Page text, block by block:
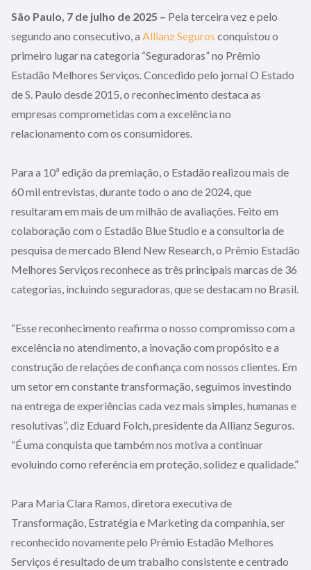
São Paulo, 7 de julho de 2025 – Pela terceira vez e pelo
segundo ano consecutivo, a Allianz Seguros conquistou o
primeiro lugar na categoria “Seguradoras” no Prêmio
Estadão Melhores Serviços. Concedido pelo jornal O Estado
de S. Paulo desde 2015, o reconhecimento destaca as
empresas comprometidas com a excelência no
relacionamento com os consumidores.
Para a 10ª edição da premiação, o Estadão realizou mais de
60 mil entrevistas, durante todo o ano de 2024, que
resultaram em mais de um milhão de avaliações. Feito em
colaboração com o Estadão Blue Studio e a consultoria de
pesquisa de mercado Blend New Research, o Prêmio Estadão
Melhores Serviços reconhece as três principais marcas de 36
categorias, incluindo seguradoras, que se destacam no Brasil.
“Esse reconhecimento reafirma o nosso compromisso com a
excelência no atendimento, a inovação com propósito e a
construção de relações de confiança com nossos clientes. Em
um setor em constante transformação, seguimos investindo
na entrega de experiências cada vez mais simples, humanas e
resolutivas”, diz Eduard Folch, presidente da Allianz Seguros.
“É uma conquista que também nos motiva a continuar
evoluindo como referência em proteção, solidez e qualidade.”
Para Maria Clara Ramos, diretora executiva de
Transformação, Estratégia e Marketing da companhia, ser
reconhecido novamente pelo Prêmio Estadão Melhores
Serviços é resultado de um trabalho consistente e centrado